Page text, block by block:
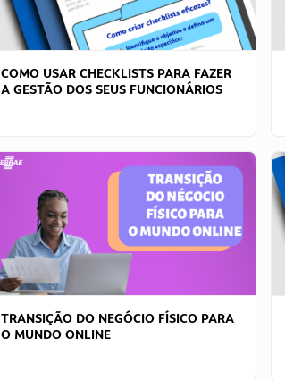
COMO USAR CHECKLISTS PARA FAZER
A GESTÃO DOS SEUS FUNCIONÁRIOS
TRANSIÇÃO DO NEGÓCIO FÍSICO PARA
O MUNDO ONLINE